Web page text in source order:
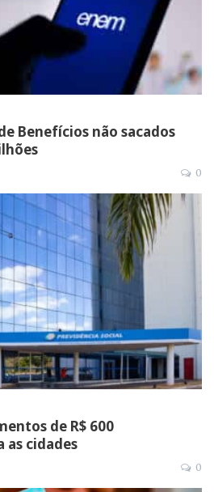
Benefícios não sacados
0
de R$ 600
as cidades
0